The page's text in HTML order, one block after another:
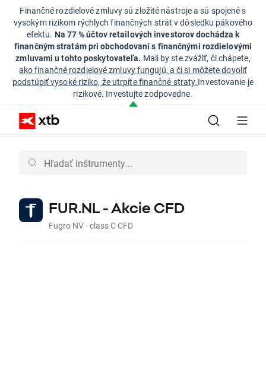
Finančné rozdielové zmluvy sú zložité nástroje a sú spojené s
vysokým rizikom rýchlych finančných strát v dôsledku pákového
efektu. Na 77 % účtov retailových investorov dochádza k
finančným stratám pri obchodovaní s finančnými rozdielovými
zmluvami u tohto poskytovateľa. Mali by ste zvážiť, či chápete,
ako finančné rozdielové zmluvy fungujú, a či si môžete dovoliť
podstúpiť vysoké riziko, že utrpíte finančné straty.Investovanie je
rizikové. Investujte zodpovedne.
FUR.NL - Akcie CFD
Fugro NV - class C CFD